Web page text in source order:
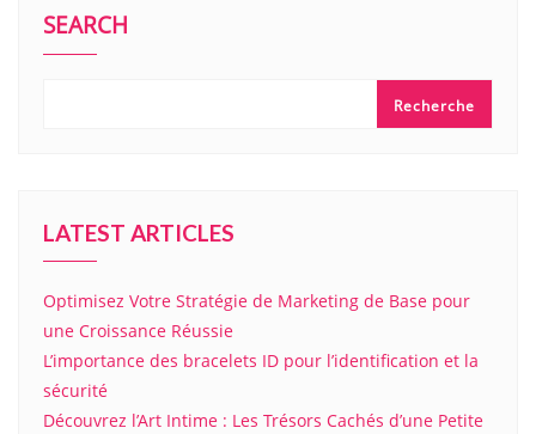
SEARCH
Recherche
LATEST ARTICLES
Optimisez Votre Stratégie de Marketing de Base pour
une Croissance Réussie
L’importance des bracelets ID pour l’identification et la
sécurité
Découvrez l’Art Intime : Les Trésors Cachés d’une Petite